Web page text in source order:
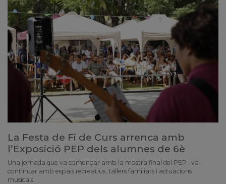
La Festa de Fi de Curs arrenca amb
l’Exposició PEP dels alumnes de 6è
Una jornada que va començar amb la mostra final del PEP i va
continuar amb espais recreatius, tallers familiars i actuacions
musicals.